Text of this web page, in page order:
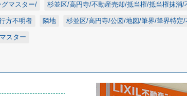
マスター/ 杉並区/高円寺/不動産売却/抵当権/抵当権抹消
方不明者 隣地 杉並区/高円寺/公図/地図/筆界/筆界特定
スター